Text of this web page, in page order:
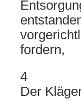
fordern,
4
Der